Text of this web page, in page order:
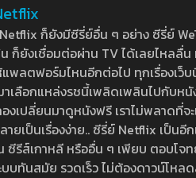
ก็ยังมีซีรี่ย์อื่น ๆ อย่าง ซีรี่ย์
ก็ยังเชื่อมต่อผ่าน TV ได้เลยไหลลื่
แพลตฟอร์มไหนอีกต่อไป ทุกเรื่องเว็
าเลือกแหล่งรชนี้เพลิดเพลินไปกับห
งเปลี่ยนมาดูหนังฟรี เราไม่พลาดที่
ายเป็นเรื่องง่าย.. ซีรี่ย์ Netflix เป็น
รีส์เกาหลี หรืออื่น ๆ เพียบ ตอบโจท
บบทันสมัย รวดเร็ว ไม่ต้องดาวน์โห